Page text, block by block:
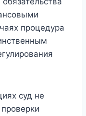
процедура
суд не